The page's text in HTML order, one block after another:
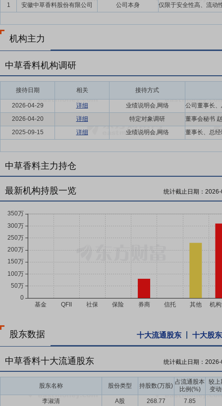
1 安徽中草香料股份有限公司 公司本身
机构主力
中草香料机构调研
接待日期 相关 接待方式
2026-04-29 详细
业绩说明会,网络
2026-04-20
详细
特定对象调研
2025-09-15
详细 业绩说明会,网络
中草香料主力持仓
最新机构持股一览 统计截止日期：
股东数据 十大流通股东 十大股东
中草香料十大流通股东 统计截止日期：
股东名称 股份类型 持股数(万股)
占流通股本
比例(%)
较上
变
李淑清
A股 268.77
7.85